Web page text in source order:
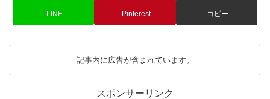
LINE Pinterest コピー
記事内に広告が含まれています。
スポンサーリンク